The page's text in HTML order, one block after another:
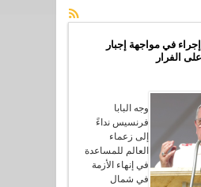
إجراء في مواجهة إجبار
الفرار
وجه البابا
فرنسيس نداءً
إلى زعماء
العالم للمساعدة
في إنهاء الأزمة
في شمال